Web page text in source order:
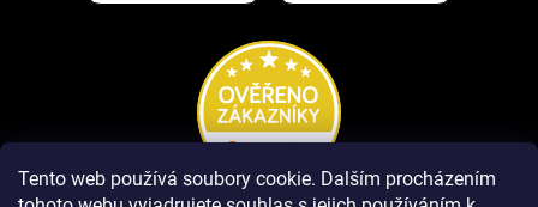
Tento web používá soubory cookie. Dalším procházením